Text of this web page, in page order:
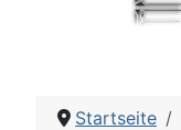
Startseite